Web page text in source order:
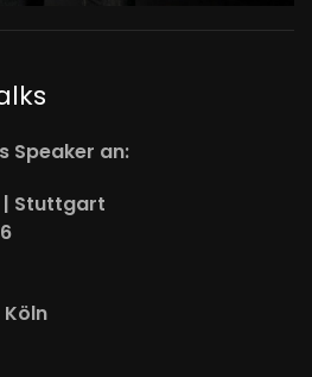
Speaker an:
| Stuttgart
Köln